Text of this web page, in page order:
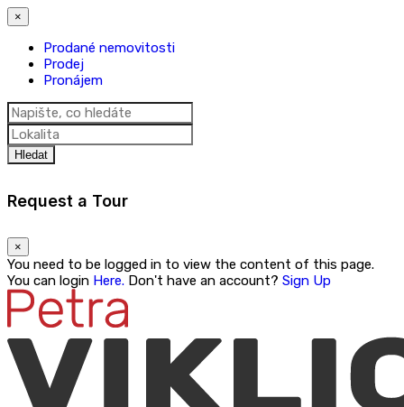
×
Prodané nemovitosti
Prodej
Pronájem
Hledat
Request a Tour
×
You need to be logged in to view the content of this page.
You can login Here. Don't have an account? Sign Up